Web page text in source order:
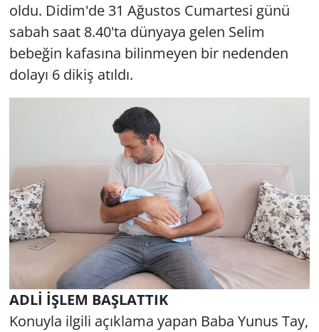
oldu. Didim'de 31 Ağustos Cumartesi günü
sabah saat 8.40'ta dünyaya gelen Selim
bebeğin kafasına bilinmeyen bir nedenden
dolayı 6 dikiş atıldı.
ADLİ İŞLEM BAŞLATTIK
Konuyla ilgili açıklama yapan Baba Yunus Tay,
Yerel